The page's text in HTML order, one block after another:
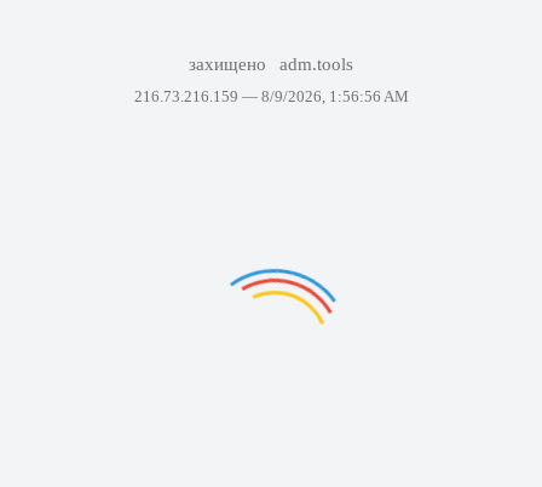
захищено adm.tools
216.73.216.159 — 8/9/2026, 1:56:56 AM